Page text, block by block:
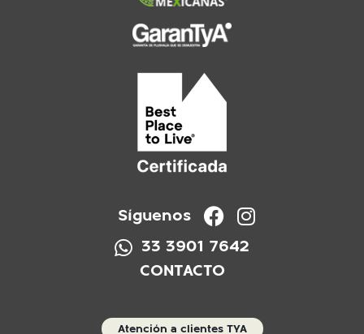
Síguenos
33 3901 7642
CONTACTO
Atención a clientes TYA